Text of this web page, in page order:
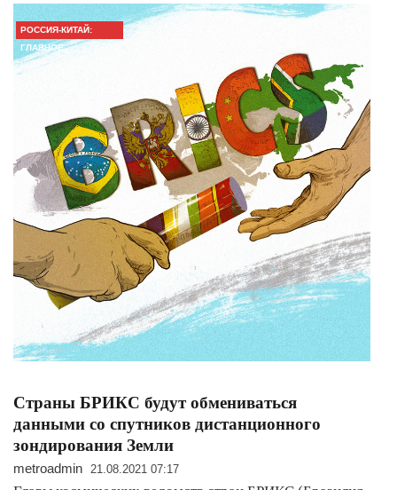
РОССИЯ-КИТАЙ:
ГЛАВНОЕ
Страны БРИКС будут обмениваться
данными со спутников дистанционного
зондирования Земли
metroadmin 21.08.2021 07:17